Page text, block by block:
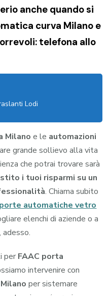
anche quando si
curva Milano e
telefona allo
Lodi
Milanoe le automazioni
grande sollievo alla vita
che potrai trovare sarà
i tuoi risparmi su un
. Chiama subito
automatiche vetro
elenchi di aziende o a
adesso.
per FAAC porta
intervenire con
Milanoper sistemare